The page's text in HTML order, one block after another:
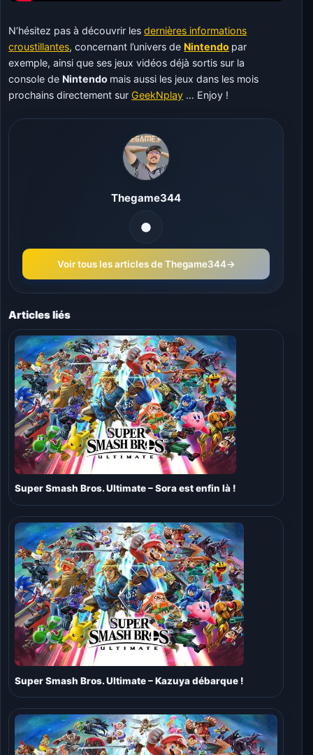
N’hésitez pas à découvrir lesdernières informations
croustillantes, concernant l’univers deNintendo par
exemple, ainsi que ses jeux vidéos déjà sortis sur la
console de Nintendo mais aussi les jeux dans les mois
prochains directement sur GeekNplay … Enjoy !
Thegame344
Voir tous les articles de Thegame344→
Articles liés
Super Smash Bros. Ultimate – Sora est enfin là !
Super Smash Bros. Ultimate – Kazuya débarque !